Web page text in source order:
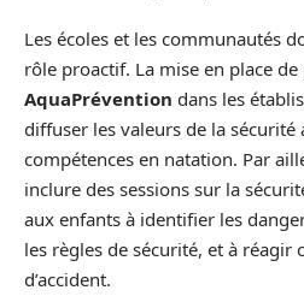
Les écoles et les communautés
rôle proactif. La mise en place
AquaPrévention dans les
diffuser les valeurs de la sécurité
compétences en natation. Par
inclure des sessions sur la
aux enfants à identifier les
les règles de sécurité, et à réagir
d’accident.